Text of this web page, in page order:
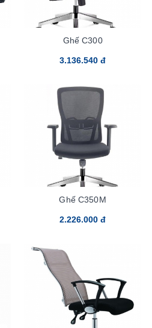
Ghế C300
3.136.540 đ
Ghế C350M
2.226.000 đ